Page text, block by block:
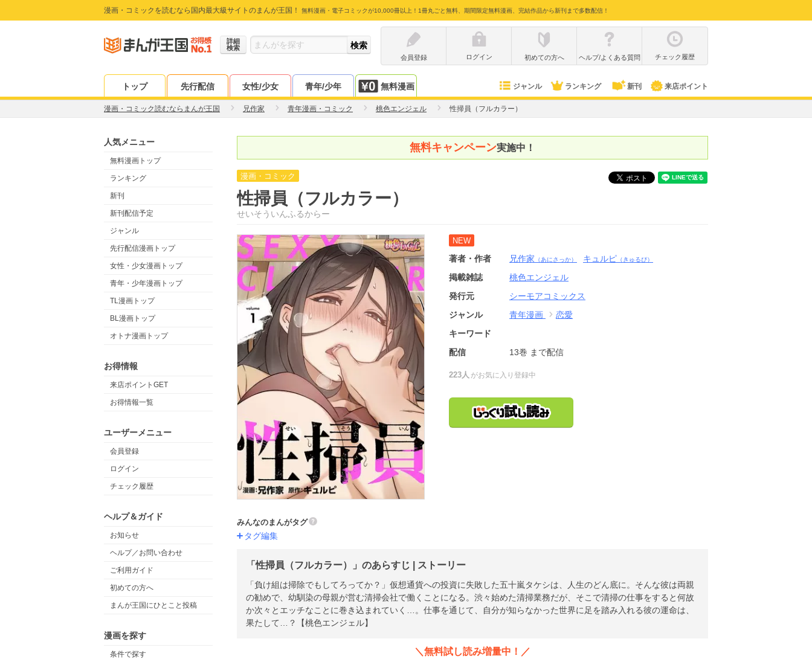
漫画・コミックを読むなら国内最大級サイトのまんが王国！ 無料漫画・電子コミックが10,000冊以上！1冊丸ごと無料、期間限定無料漫画、完結作品から新刊まで多数配信！
詳細
検索
会員登録
ログイン 初めての方へ ヘルプ/よくある質問 チェック履歴
トップ 先行配信 女性/少女 青年/少年 無料漫画 ジャンル ランキング 新刊 来店ポイント
漫画・コミック読むならまんが王国 兄作家 青年漫画・コミック 桃色エンジェル 性掃員（フルカラー）
人気メニュー
無料漫画トップ
ランキング
新刊
新刊配信予定
ジャンル
先行配信漫画トップ
女性・少女漫画トップ
青年・少年漫画トップ
TL漫画トップ
BL漫画トップ
オトナ漫画トップ
お得情報
来店ポイントGET
お得情報一覧
ユーザーメニュー
会員登録
ログイン
チェック履歴
ヘルプ＆ガイド
お知らせ
ヘルプ／お問い合わせ
ご利用ガイド
初めての方へ
まんが王国にひとこと投稿
漫画を探す
条件で探す
無料キャンペーン実施中！
漫画・コミック
性掃員（フルカラー）
せいそういんふるからー
NEW
著者・作者 兄作家 （あにさっか） キュルピ （きゅるぴ）
掲載雑誌
桃色エンジェル
発行元
シーモアコミックス
ジャンル
青年漫画
恋愛
キーワード
配信
13巻 まで配信
223人 がお気に入り登録中
みんなのまんがタグ
タグ編集
「性掃員（フルカラー）」のあらすじ | ストーリー
「負け組は掃除でもしてろってか？」仮想通貨への投資に失敗した五十嵐タケシは、人生のどん底に。そんな彼は両親
の勧めで、幼馴染の母親が営む清掃会社で働くことになる。渋々始めた清掃業務だが、そこで清掃の仕事をすると何故
か次々とエッチなことに巻き込まれていく…。仕事を通じて、自分が知らなかった世界に足を踏み入れる彼の運命は、
果たして…？【桃色エンジェル】
＼無料試し読み増量中！／